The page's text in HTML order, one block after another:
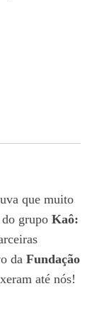
que muito
grupo Kaô:
da Fundação
até nós!